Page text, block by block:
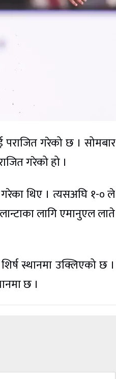
गरेको छ । सोमबार
गरेको हो ।
थिए । त्यसअघि १-० ले
लागि एमानुएल लाते
स्थानमा उक्लिएको छ ।
छ ।